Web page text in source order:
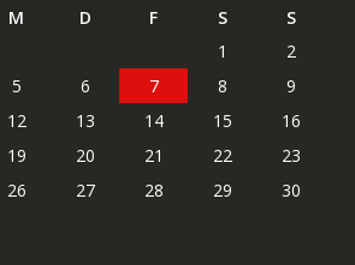
M D F S
S
1
2
5 6 7 8
9
12 13 14 15
16
19 20 21 22
23
26 27 28 29
30